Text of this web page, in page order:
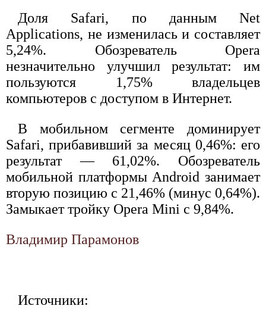
Доля Safari, по данным Net
Applications, не изменилась и составляет
5,24%. Обозреватель Opera
незначительно улучшил результат: им
пользуются 1,75% владельцев
компьютеров с доступом в Интернет.
В мобильном сегменте доминирует
Safari, прибавивший за месяц 0,46%: его
результат — 61,02%. Обозреватель
мобильной платформы Android занимает
вторую позицию с 21,46% (минус 0,64%).
Замыкает тройку Opera Mini с 9,84%.
Владимир Парамонов
Источники: